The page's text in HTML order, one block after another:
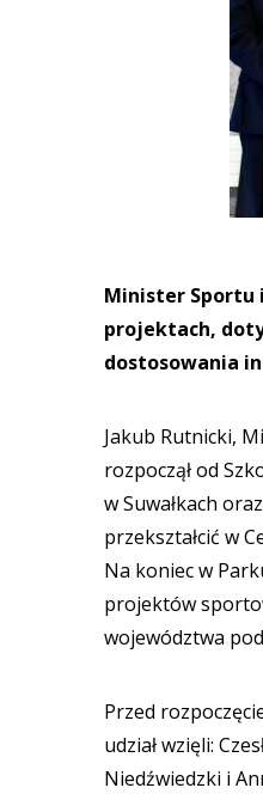
Minister Sportu
projektach,
dostosowania
Jakub Rutnicki,
rozpoczął od
w Suwałkach
przekształcić w
Na koniec w
projektów
województwa
Przed
udział wzięli:
Niedźwiedzki i